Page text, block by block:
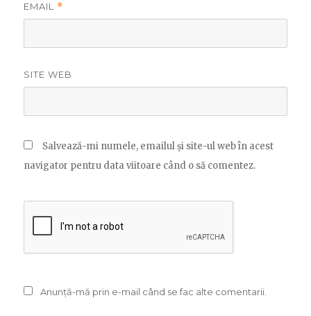
EMAIL *
SITE WEB
Salvează-mi numele, emailul și site-ul web în acest
navigator pentru data viitoare când o să comentez.
Anunță-mă prin e-mail când se fac alte comentarii.